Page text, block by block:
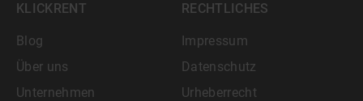
KLICKRENT
Blog
Über uns
Unternehmen
RECHTLICHES
Impressum
Datenschutz
Urheberrecht